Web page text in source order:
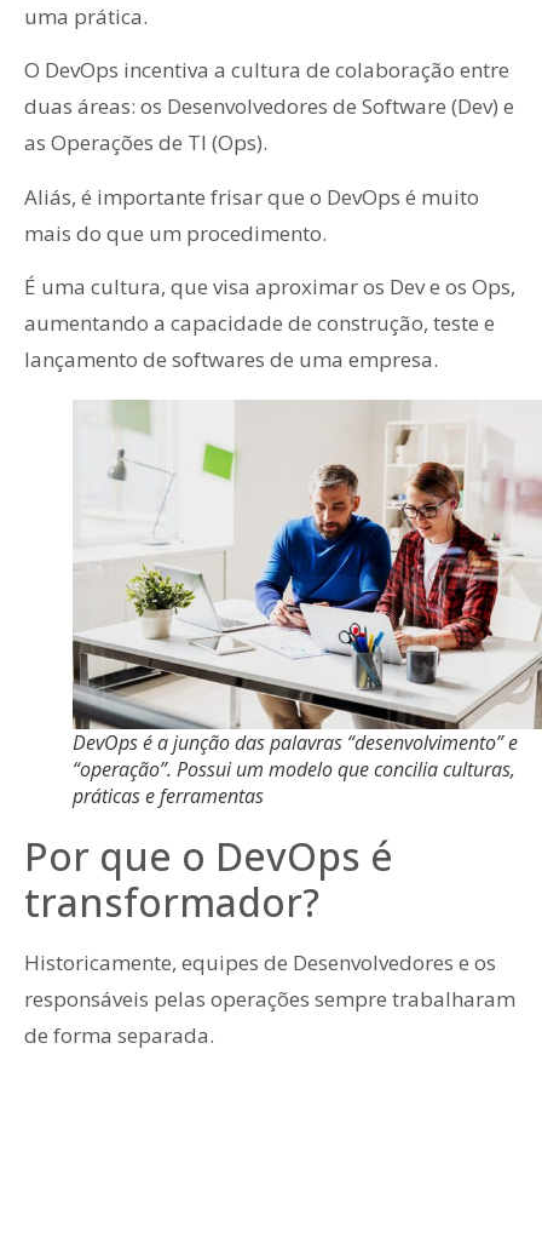
uma prática.
O DevOps incentiva a cultura de colaboração entre
duas áreas: os Desenvolvedores de Software (Dev) e
as Operações de TI (Ops).
Aliás, é importante frisar que o DevOps é muito
mais do que um procedimento.
É uma cultura, que visa aproximar os Dev e os Ops,
aumentando a capacidade de construção, teste e
lançamento de softwares de uma empresa.
DevOps é a junção das palavras “desenvolvimento” e
“operação”. Possui um modelo que concilia culturas,
práticas e ferramentas
Por que o DevOps é
transformador?
Historicamente, equipes de Desenvolvedores e os
responsáveis pelas operações sempre trabalharam
de forma separada.